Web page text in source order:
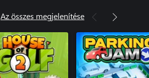
Az összes megjelenítése